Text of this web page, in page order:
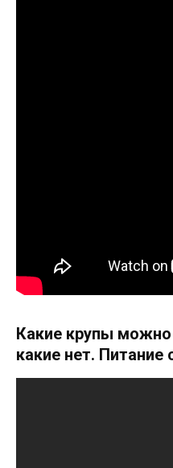
Какие крупы можно
какие нет. Питание